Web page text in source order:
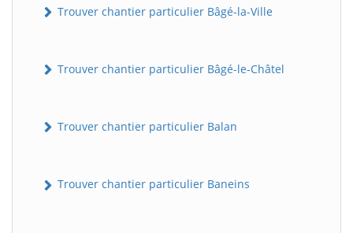
Trouver chantier particulier Bâgé-la-Ville
Trouver chantier particulier Bâgé-le-Châtel
Trouver chantier particulier Balan
Trouver chantier particulier Baneins